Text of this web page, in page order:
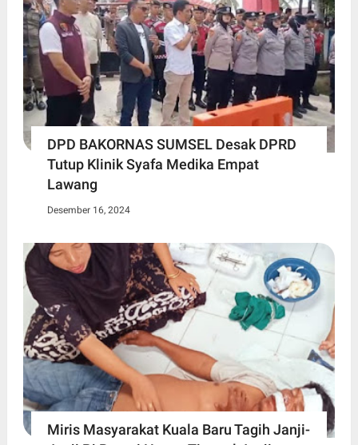
DPD BAKORNAS SUMSEL Desak DPRD
Tutup Klinik Syafa Medika Empat
Lawang
Desember 16, 2024
Miris Masyarakat Kuala Baru Tagih Janji-